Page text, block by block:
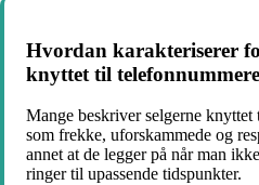
Hvordan karakteriserer
knyttet til
Mange beskriver selgerne
som frekke, uforskammede og
annet at de legger på når man
ringer til upassende tidspunkter.